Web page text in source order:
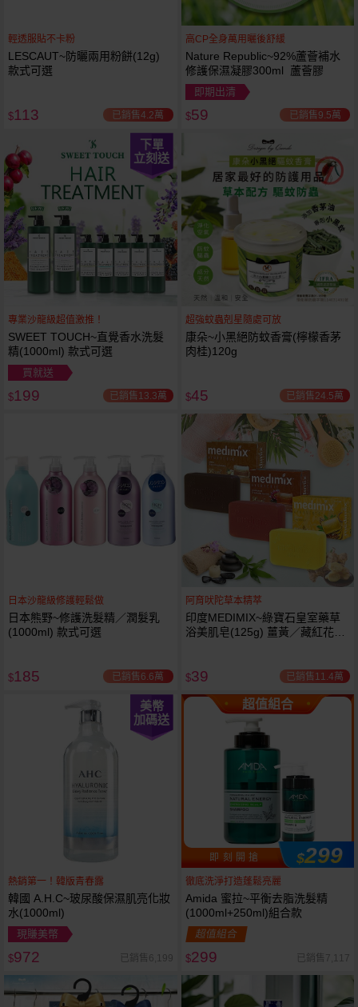
輕透服貼不卡粉
LESCAUT~防曬兩用粉餅(12g)
款式可選
$113 已銷售4.2萬
高CP全身萬用曬後舒緩
Nature Republic~92%蘆薈補水
修護保濕凝膠300ml 蘆薈膠
即期出清
$59 已銷售9.5萬
下單
立刻送
專業沙龍級超值激推！
SWEET TOUCH~直覺香水洗髮
精(1000ml) 款式可選
買就送
$199 已銷售13.3萬
超強蚊蟲剋星隨處可放
康朵~小黑絕防蚊香膏(檸檬香茅
肉桂)120g
$45 已銷售24.5萬
日本沙龍級修護輕鬆做
日本熊野~修護洗髮精／潤髮乳
(1000ml) 款式可選
$185 已銷售6.6萬
阿育吠陀草本精萃
印度MEDIMIX~綠寶石皇室藥草
浴美肌皂(125g) 薑黃／藏紅花／
$39 已銷售11.4萬
美幣
加碼送
熱銷第一！韓版青春露
韓國 A.H.C~玻尿酸保濕肌亮化妝
水(1000ml)
現賺美幣
$972 已銷售6,199
超值組合
即 刻 開 搶 $299
徹底洗淨打造蓬鬆亮麗
Amida 蜜拉~平衡去脂洗髮精
(1000ml+250ml)組合款
超值組合
$299 已銷售7,117